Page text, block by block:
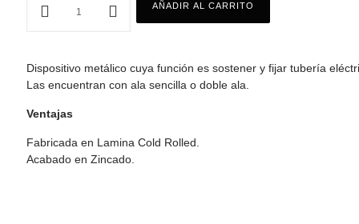
AÑADIR AL CARRITO
Dispositivo metálico cuya función es sostener y fijar tubería
Las encuentran con ala sencilla o doble ala.
Ventajas
Fabricada en Lamina Cold Rolled.
Acabado en Zincado.